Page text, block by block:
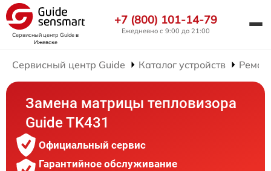
Сервисный центр Guideв
Ижевске
+7 (800) 101-14-79
Ежедневно с 9:00 до 21:00
Сервисный центр Guide Каталог устройств
Замена матрицы тепловизора
Guide TK431
Официальный сервис
Гарантийное обслуживание